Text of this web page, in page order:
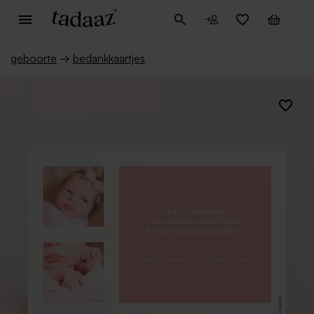
geboorte → bedankkaartjes